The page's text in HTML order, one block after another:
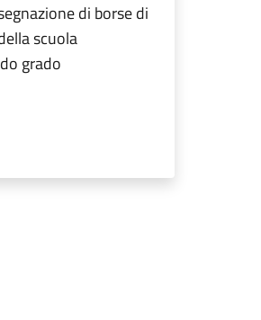
di borse di
scuola
grado